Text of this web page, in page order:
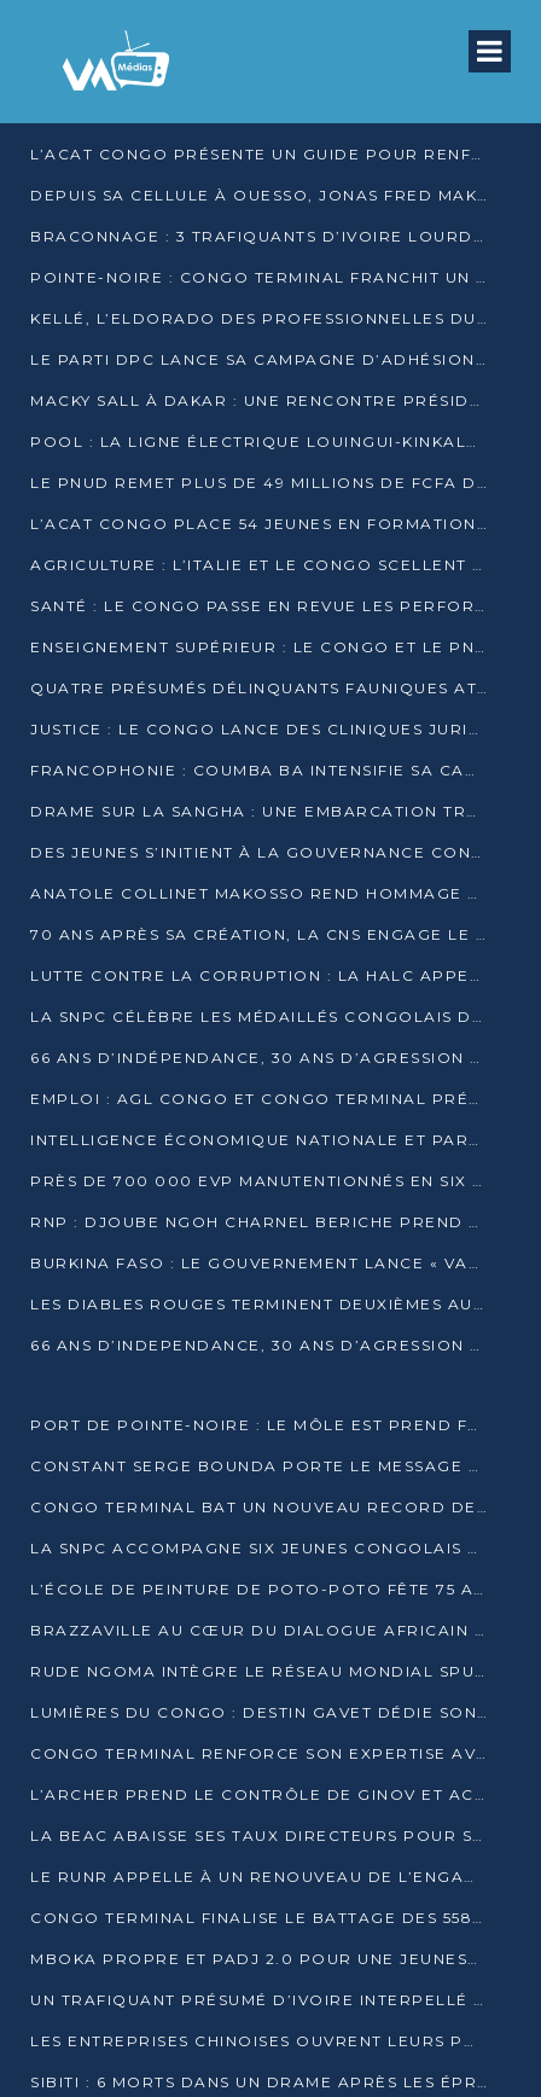
L’ACAT CONGO PRÉSENTE UN GUIDE POUR RENFORCER LES GARANTIES JUDICIAIRES EN GARDE À VUE
DEPUIS SA CELLULE À OUESSO, JONAS FRED MAKITA DÉNONCE CE QU’IL QUALIFIE DE DÉNI DE JUSTICE
BRACONNAGE : 3 TRAFIQUANTS D’IVOIRE LOURDEMENT CONDAMNÉS À DJAMBALA
POINTE-NOIRE : CONGO TERMINAL FRANCHIT UN CAP HISTORIQUE AVEC 99 MOUVEMENTS/HEURE
KELLÉ, L’ELDORADO DES PROFESSIONNELLES DU SEXE
LE PARTI DPC LANCE SA CAMPAGNE D’ADHÉSIONS ET VEUT STRUCTURER SA PRÉSENCE DANS LES 15 DÉPARTEMENTS
MACKY SALL À DAKAR : UNE RENCONTRE PRÉSIDENTIELLE QUI DIVISE L’OPINION SÉNÉGALAISE
POOL : LA LIGNE ÉLECTRIQUE LOUINGUI-KINKALA-BOKO MISE EN SERVICE
LE PNUD REMET PLUS DE 49 MILLIONS DE FCFA D’ÉQUIPEMENTS POUR ACCÉLÉRER LA NUMÉRISATION DU SYSTÈME DE SANTÉ
L’ACAT CONGO PLACE 54 JEUNES EN FORMATION PROFESSIONNELLE
AGRICULTURE : L’ITALIE ET LE CONGO SCELLENT UN PARTENARIAT POUR UNE PRODUCTION LOCALE DURABLE
SANTÉ : LE CONGO PASSE EN REVUE LES PERFORMANCES DE SES HÔPITAUX À MI-PARCOURS
ENSEIGNEMENT SUPÉRIEUR : LE CONGO ET LE PNUD VEULENT RAPPROCHER LA FORMATION UNIVERSITAIRE DES BESOINS DU MARCHÉ DE L’EMPLOI
QUATRE PRÉSUMÉS DÉLINQUANTS FAUNIQUES ATTENDUS DEVANT LA JUSTICE POUR TRAFIC D’IVOIRE
JUSTICE : LE CONGO LANCE DES CLINIQUES JURIDIQUES POUR RAPPROCHER LE DROIT DES CITOYENS
FRANCOPHONIE : COUMBA BA INTENSIFIE SA CAMPAGNE POUR LA SUCCESSION À LA TÊTE DE L’OIF
DRAME SUR LA SANGHA : UNE EMBARCATION TRANSPORTANT DES FIDÈLES DE « NZAMBÉ YA L’HUILE » FAIT NAUFRAGE À OUESSO
DES JEUNES S’INITIENT À LA GOUVERNANCE CONTINENTALE À BRAZZAVILLE
ANATOLE COLLINET MAKOSSO REND HOMMAGE À JEAN-PAUL PIGASSE
70 ANS APRÈS SA CRÉATION, LA CNS ENGAGE LE VIRAGE DE LA DIGITALISATION
LUTTE CONTRE LA CORRUPTION : LA HALC APPELLE À PASSER DES DISCOURS AUX ACTES
LA SNPC CÉLÈBRE LES MÉDAILLÉS CONGOLAIS DES OLYMPIADES PANAFRICAINES DE MATHÉMATIQUES 2026
66 ANS D’INDÉPENDANCE, 30 ANS D’AGRESSION RWANDAISE : 4 PRÉSIDENCES, UN ÉCHEC COLLECTIF
EMPLOI : AGL CONGO ET CONGO TERMINAL PRÉSÉLECTIONNENT PLUS DE 70 JEUNES À POINTE-NOIRE
INTELLIGENCE ÉCONOMIQUE NATIONALE ET PARTENARIATS INTERNATIONAUX : VERS UNE DOCTRINE SOUVERAINE DE SÉCURITÉ ÉCONOMIQUE
PRÈS DE 700 000 EVP MANUTENTIONNÉS EN SIX MOIS PAR CONGO TERMINAL
RNP : DJOUBE NGOH CHARNEL BERICHE PREND LES RÊNES DU PARTI
BURKINA FASO : LE GOUVERNEMENT LANCE « VACANCES UTILES 2026 » POUR FORMER LES ÉLÈVES À 15 MÉTIERS
LES DIABLES ROUGES TERMINENT DEUXIÈMES AU CHAMPIONNAT D’AFRIQUE ZONE 3
66 ANS D’INDEPENDANCE, 30 ANS D’AGRESSION RWAN DAISE : 4 PRESIDENCES, UN ECHEC COLLECTIF
PORT DE POINTE-NOIRE : LE MÔLE EST PREND FORME ET VISE LES GÉANTS DES MERS
CONSTANT SERGE BOUNDA PORTE LE MESSAGE DE COMPASSION DE DENIS SASSOU NGUESSO EN IRAN
CONGO TERMINAL BAT UN NOUVEAU RECORD DE PRODUCTIVITÉ AU PORT DE POINTE-NOIRE
LA SNPC ACCOMPAGNE SIX JEUNES CONGOLAIS AUX OLYMPIADES PANAFRICAINES DE MATHÉMATIQUES
L’ÉCOLE DE PEINTURE DE POTO-POTO FÊTE 75 ANS AU SERVICE DE L’ART CONGOLAIS
BRAZZAVILLE AU CŒUR DU DIALOGUE AFRICAIN SUR LES OBJECTIFS DE DÉVELOPPEMENT DURABLE
RUDE NGOMA INTÈGRE LE RÉSEAU MONDIAL SPUTNIK PRO APRÈS UNE FORMATION À MOSCOU
LUMIÈRES DU CONGO : DESTIN GAVET DÉDIE SON PRIX À L’UNITÉ NATIONALE ET À LA JEUNESSE
CONGO TERMINAL RENFORCE SON EXPERTISE AVEC NEUF NOUVEAUX FORMATEURS EN ENGINS PORTUAIRES
L’ARCHER PREND LE CONTRÔLE DE GINOV ET ACCÉLÈRE SON VIRAGE NUMÉRIQUE
LA BEAC ABAISSE SES TAUX DIRECTEURS POUR SOUTENIR LA CROISSANCE EN ZONE CEMAC
LE RUNR APPELLE À UN RENOUVEAU DE L’ENGAGEMENT MILITANT
CONGO TERMINAL FINALISE LE BATTAGE DES 558 PIEUX DU FUTUR QUAI DU MÔLE EST
MBOKA PROPRE ET PADJ 2.0 POUR UNE JEUNESSE PLUS AUTONOME
UN TRAFIQUANT PRÉSUMÉ D’IVOIRE INTERPELLÉ À DOLISIE
LES ENTREPRISES CHINOISES OUVRENT LEURS PORTES AUX JEUNES DIPLÔMÉS
SIBITI : 6 MORTS DANS UN DRAME APRÈS LES ÉPREUVES DU BEPC